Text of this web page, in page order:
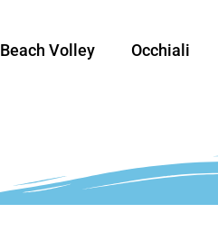
Beach Volley Occhiali